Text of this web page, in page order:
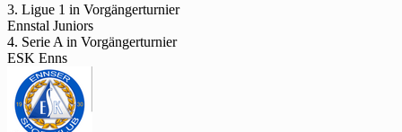
3. Ligue 1 in Vorgängerturnier
Ennstal Juniors
4. Serie A in Vorgängerturnier
ESK Enns